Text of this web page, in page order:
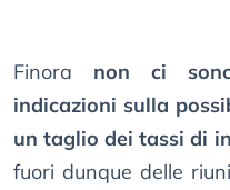
Finora non ci
indicazioni sulla
un taglio dei tassi di
fuori dunque delle